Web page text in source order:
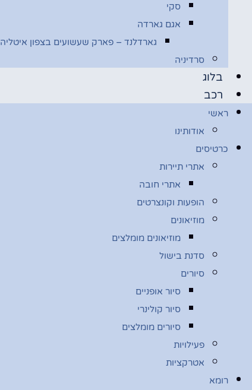
סקי
אגם גארדה
גארדלנד – פארק שעשועים בצפון איטליה
סרדיניה
בלוג
רכב
ראשי
אודותינו
כרטיסים
אתרי תיירות
אתרי חובה
הופעות וקונצרטים
מוזיאונים
מוזיאונים מומלצים
סדנת בישול
סיורים
סיור אופניים
סיור קולינרי
סיורים מומלצים
פעילויות
אטרקציות
רומא